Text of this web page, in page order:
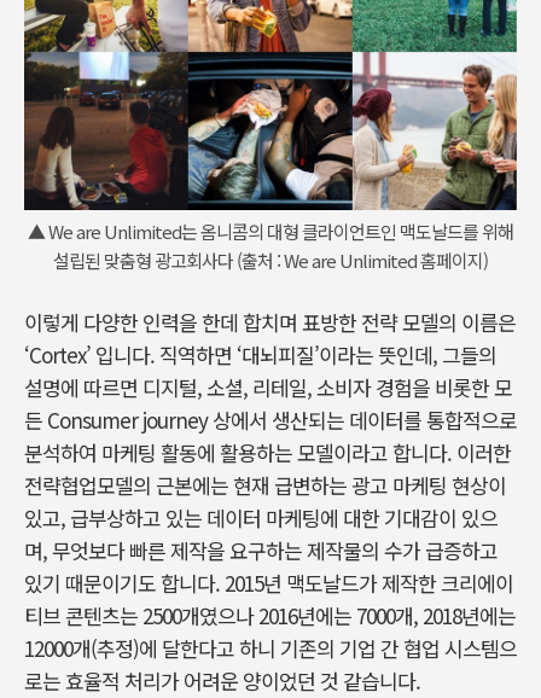
▲ We are Unlimited는 옴니콤의 대형 클라이언트인 맥도날드를 위해
설립된 맞춤형 광고회사다 (출처 : We are Unlimited 홈페이지)
이렇게 다양한 인력을 한데 합치며 표방한 전략 모델의 이름은
‘Cortex’ 입니다. 직역하면 ‘대뇌피질’이라는 뜻인데, 그들의
설명에 따르면 디지털, 소셜, 리테일, 소비자 경험을 비롯한 모
든 Consumer journey 상에서 생산되는 데이터를 통합적으로
분석하여 마케팅 활동에 활용하는 모델이라고 합니다. 이러한
전략협업모델의 근본에는 현재 급변하는 광고 마케팅 현상이
있고, 급부상하고 있는 데이터 마케팅에 대한 기대감이 있으
며, 무엇보다 빠른 제작을 요구하는 제작물의 수가 급증하고
있기 때문이기도 합니다. 2015년 맥도날드가 제작한 크리에이
티브 콘텐츠는 2500개였으나 2016년에는 7000개, 2018년에는
12000개(추정)에 달한다고 하니 기존의 기업 간 협업 시스템으
로는 효율적 처리가 어려운 양이었던 것 같습니다.